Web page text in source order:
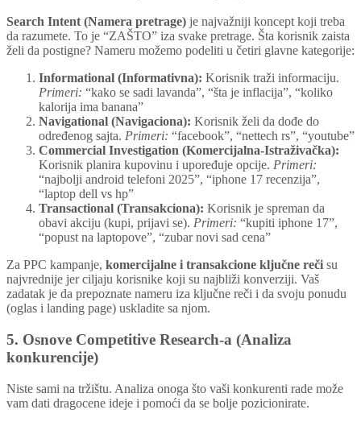
Search Intent (Namera pretrage) je najvažniji koncept koji treba
da razumete. To je “ZAŠTO” iza svake pretrage. Šta korisnik zaista
želi da postigne? Nameru možemo podeliti u četiri glavne kategorije:
Informational (Informativna): Korisnik traži informaciju.
Primeri: “kako se sadi lavanda”, “šta je inflacija”, “koliko
kalorija ima banana”
Navigational (Navigaciona): Korisnik želi da dođe do
određenog sajta. Primeri: “facebook”, “nettech rs”, “youtube”
Commercial Investigation (Komercijalna-Istraživačka):
Korisnik planira kupovinu i upoređuje opcije. Primeri:
“najbolji android telefoni 2025”, “iphone 17 recenzija”,
“laptop dell vs hp”
Transactional (Transakciona): Korisnik je spreman da
obavi akciju (kupi, prijavi se). Primeri: “kupiti iphone 17”,
“popust na laptopove”, “zubar novi sad cena”
Za PPC kampanje, komercijalne i transakcione ključne reči su
najvrednije jer ciljaju korisnike koji su najbliži konverziji. Vaš
zadatak je da prepoznate nameru iza ključne reči i da svoju ponudu
(oglas i landing page) uskladite sa njom.
5. Osnove Competitive Research-a (Analiza
konkurencije)
Niste sami na tržištu. Analiza onoga što vaši konkurenti rade može
vam dati dragocene ideje i pomoći da se bolje pozicionirate.